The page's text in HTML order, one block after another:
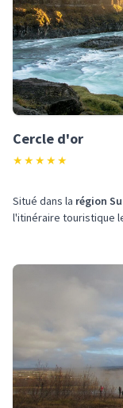
Cercle d'or
★★★★★
Situé dans la région
l'itinéraire touristique